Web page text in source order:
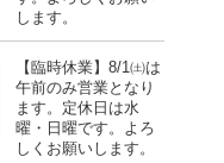
します。
【臨時休業】8/1㈯は
午前のみ営業となり
ます。定休日は水
曜・日曜です。よろ
しくお願いします。